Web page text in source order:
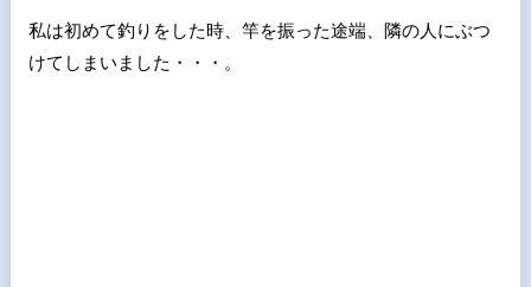
私は初めて釣りをした時、竿を振った途端、隣の人にぶつ
けてしまいました・・・。